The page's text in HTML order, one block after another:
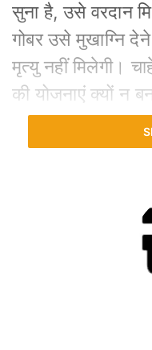
सुना है, उसे वरदान
गोबर उसे मुखाग्नि
मृत्यु नहीं मिलेगी।
की योजनाएं क्यों न
धनिया ने उसके मरने
अकेला मरते छोड़
घर झाड़ू पोंछा हो तो
वाले चूल्हे पर तवा
सेवा करे या न ,पर